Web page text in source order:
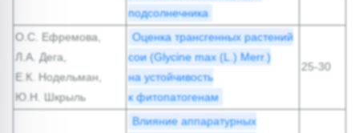
подсолнечника
О.С. Ефремова,
Л.А. Дега,
Е.К. Нодельман,
Ю.Н. Шкрыль
Оценка трансгенных растений
сои (Glycine max (L.) Merr.)
на устойчивость
к фитопатогенам
25-30
Влияние аппаратурных